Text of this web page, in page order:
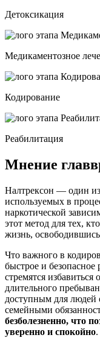
Детоксикация
Медикаментозное
Кодирование
Реабилитация
Мнение
Налтрексон — один
используемых в
наркотической
этот метод для тех,
жизнь,
Что важного в
быстрое и
стремятся избавиться
длительного
доступным для
семейными
безболезненно, что
уверенно и спокойно.